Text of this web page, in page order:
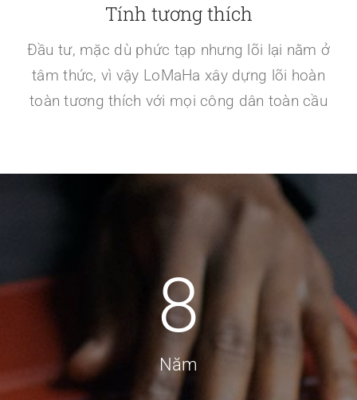
Tính tương thích
Đầu tư, mặc dù phức tạp nhưng lõi lại nằm ở
tâm thức, vì vậy LoMaHa xây dựng lõi hoàn
toàn tương thích với mọi công dân toàn cầu
8
Năm